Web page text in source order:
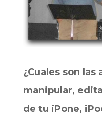
¿Cuales son las
manipular,
de tu iPone,